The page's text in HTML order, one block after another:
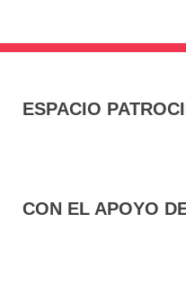
ESPACIO
CON EL APOYO